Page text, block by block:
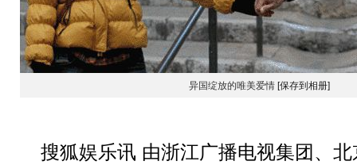
异国绽放的唯美爱情 [保存到相册]
搜狐娱乐讯 由浙江广播电视集团、北